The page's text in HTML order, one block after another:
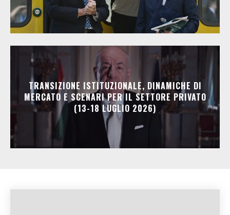
TRANSIZIONE ISTITUZIONALE, DINAMICHE DI
MERCATO E SCENARI PER IL SETTORE PRIVATO
(13-18 LUGLIO 2026)